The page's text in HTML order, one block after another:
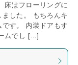
床はフローリングに
した。 もちろんキ
す。 内装ドアもす
ムでし […]